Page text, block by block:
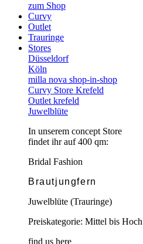
zum Shop
Curvy
Outlet
Trauringe
Stores
Düsseldorf
Köln
milla nova shop-in-shop
Curvy Store Krefeld
Outlet krefeld
Juwelblüte
In unserem concept Store
findet ihr auf 400 qm:
Bridal Fashion
Brautjungfern
Juwelblüte (Trauringe)
Preiskategorie: Mittel bis Hoch
find us here